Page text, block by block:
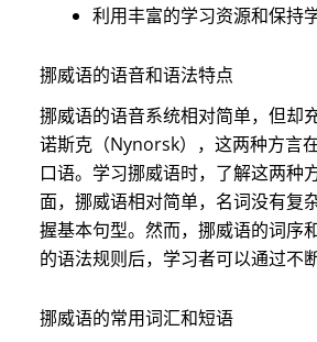
利用丰富的学习资源和保持
挪威语的语音和语法特点
挪威语的语音系统相对简单，但却
诺斯克（Nynorsk），这两种方言
口语。学习挪威语时，了解这两种
面，挪威语相对简单，名词没有复
握基本句型。然而，挪威语的词序
的语法规则后，学习者可以通过不
挪威语的常用词汇和短语